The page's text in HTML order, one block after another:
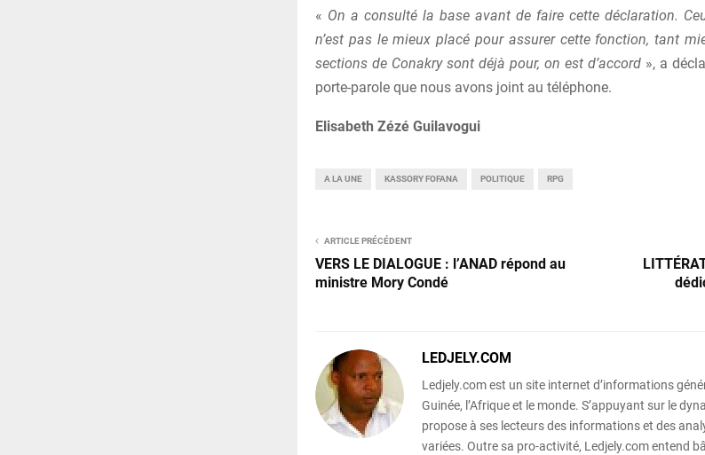
« On a consulté la base avant de faire cette déclaration.
n’est pas le mieux placé pour assurer cette fonction, tant
sections de Conakry sont déjà pour, on est d’accord », a
porte-parole que nous avons joint au téléphone.
Elisabeth Zézé Guilavogui
A LA UNE KASSORY FOFANA POLITIQUE RPG
ARTICLE PRÉCÉDENT
VERS LE DIALOGUE : l’ANAD répond au
ministre Mory Condé
LEDJELY.COM
Ledjely.com est un site internet d’informations
Guinée, l’Afrique et le monde. S’appuyant sur le
propose à ses lecteurs des informations et des
variées. Outre sa pro-activité, Ledjely.com entend